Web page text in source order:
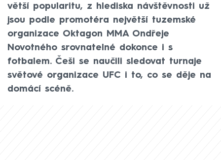
větší popularitu, z hlediska návštěvnosti už
jsou podle promotéra největší tuzemské
organizace Oktagon MMA Ondřeje
Novotného srovnatelné dokonce i s
fotbalem. Češi se naučili sledovat turnaje
světové organizace UFC i to, co se děje na
domácí scéně.